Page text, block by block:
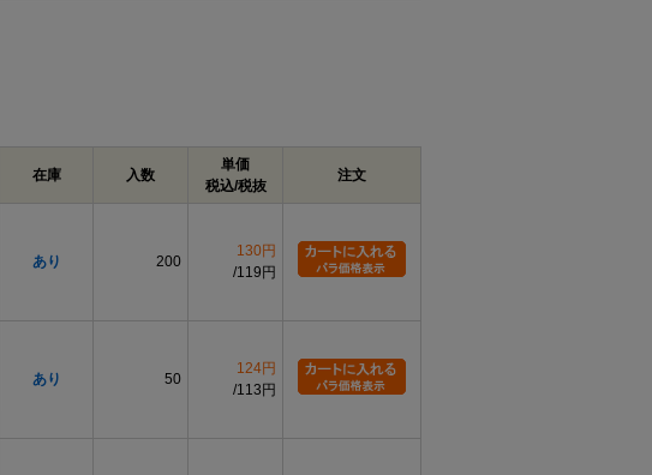
在庫 入数
単価
税込/税抜
注文
あり 200
130円
119円
あり 50
124円
113円